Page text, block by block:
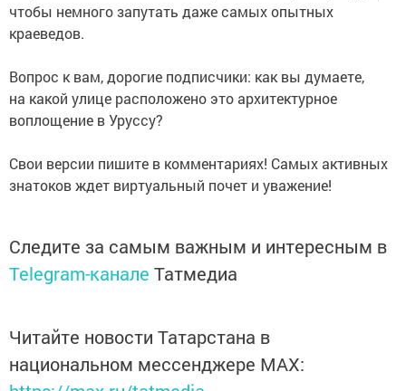
чтобы немного запутать даже самых опытных
краеведов.
Вопрос к вам, дорогие подписчики: как вы думаете,
на какой улице расположено это архитектурное
воплощение в Уруссу?
Свои версии пишите в комментариях! Самых активных
знатоков ждет виртуальный почет и уважение!
Следите за самым важным и интересным в
Telegram-канале Татмедиа
Читайте новости Татарстана в
национальном мессенджере MАХ: